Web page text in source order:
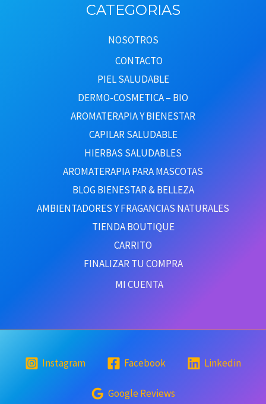
CATEGORIAS
NOSOTROS
CONTACTO
PIEL SALUDABLE
DERMO-COSMETICA – BIO
AROMATERAPIA Y BIENESTAR
CAPILAR SALUDABLE
HIERBAS SALUDABLES
AROMATERAPIA PARA MASCOTAS
BLOG BIENESTAR & BELLEZA
AMBIENTADORES Y FRAGANCIAS NATURALES
TIENDA BOUTIQUE
CARRITO
FINALIZAR TU COMPRA
MI CUENTA
Instagram Facebook Linkedin
Google Reviews